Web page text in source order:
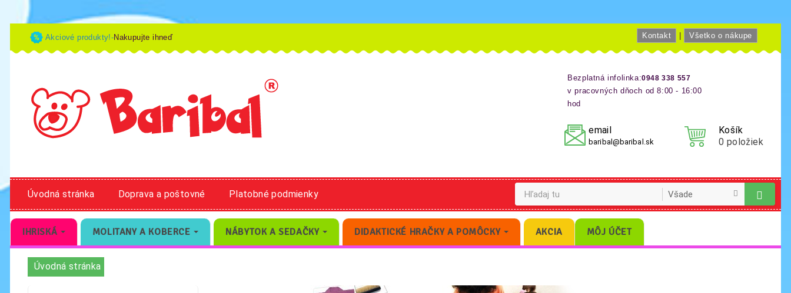
Akciové produkty!-Nakupujte ihneď Kontakt Všetko o nákupe
Bezplatná infolinka:0948 338 557
v pracovných dňoch od 8:00 - 16:00
hod
Košík
0 položiek
email
baribal@baribal.sk
Úvodná stránka Doprava a poštovné Platobné podmienky
IHRISKÁ MOLITANY A KOBERCE NÁBYTOK A SEDAČKY DIDAKTICKÉ HRAČKY A POMÔCKY AKCIA MÔJ ÚČET
Úvodná stránka